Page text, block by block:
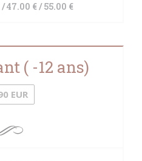
47.00 € / 55.00 €
( -12 ans)
EUR